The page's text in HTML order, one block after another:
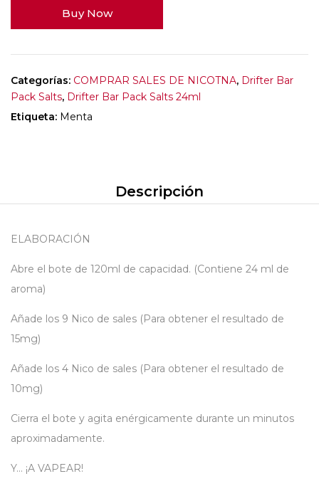
Buy Now
Categorías: COMPRAR SALES DE NICOTNA, Drifter Bar
Pack Salts, Drifter Bar Pack Salts 24ml
Etiqueta: Menta
Descripción
ELABORACIÓN
Abre el bote de 120ml de capacidad. (Contiene 24 ml de
aroma)
Añade los 9 Nico de sales (Para obtener el resultado de
15mg)
Añade los 4 Nico de sales (Para obtener el resultado de
10mg)
Cierra el bote y agita enérgicamente durante un minutos
aproximadamente.
Y… ¡A VAPEAR!